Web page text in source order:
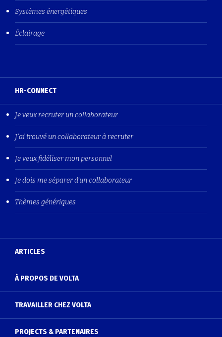
Systèmes énergétiques
Éclairage
HR-CONNECT
Je veux recruter un collaborateur
J'ai trouvé un collaborateur à recruter
Je veux fidéliser mon personnel
Je dois me séparer d'un collaborateur
Thèmes génériques
ARTICLES
À PROPOS DE VOLTA
TRAVAILLER CHEZ VOLTA
PROJECTS & PARTENAIRES